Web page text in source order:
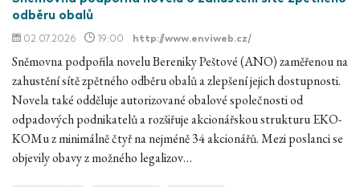
odběru obalů
02.07.2026 19:00 http://www.enviweb.cz/
Sněmovna podpořila novelu Bereniky Peštové (ANO) zaměřenou na
zahustění sítě zpětného odběru obalů a zlepšení jejich dostupnosti.
Novela také odděluje autorizované obalové společnosti od
odpadových podnikatelů a rozšiřuje akcionářskou strukturu EKO-
KOMu z minimálně čtyř na nejméně 34 akcionářů. Mezi poslanci se
objevily obavy z možného legalizov…